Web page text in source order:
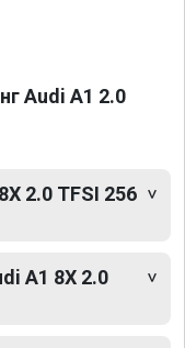
Audi A1 2.0
2.0 TFSI 256
A1 8X 2.0